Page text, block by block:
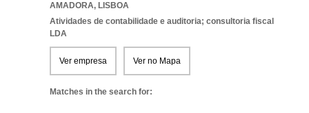
AMADORA, LISBOA
Atividades de contabilidade e auditoria; consultoria fiscal
LDA
Ver empresa Ver no Mapa
Matches in the search for: